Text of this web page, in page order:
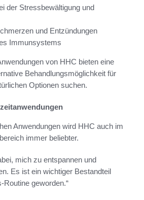
der Stressbewältigung und
und Entzündungen
Immunsystems
von HHC bieten eine
Behandlungsmöglichkeit für
Optionen suchen.
Anwendungen wird HHC auch im
immer beliebter.
mich zu entspannen und
Es ist ein wichtiger Bestandteil
Routine geworden.“